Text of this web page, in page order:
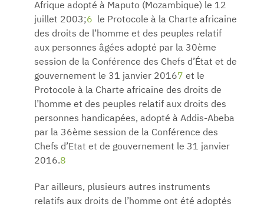
Afrique adopté à Maputo (Mozambique) le 12
juillet 2003;6 le Protocole à la Charte africaine
des droits de l’homme et des peuples relatif
aux personnes âgées adopté par la 30ème
session de la Conférence des Chefs d’État et de
gouvernement le 31 janvier 20167 et le
Protocole à la Charte africaine des droits de
l’homme et des peuples relatif aux droits des
personnes handicapées, adopté à Addis-Abeba
par la 36ème session de la Conférence des
Chefs d’Etat et de gouvernement le 31 janvier
2016.8
Par ailleurs, plusieurs autres instruments
relatifs aux droits de l’homme ont été adoptés